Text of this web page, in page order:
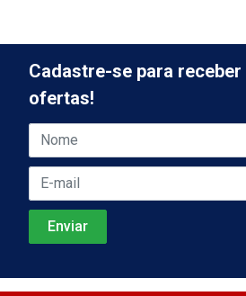
Cadastre-se para
ofertas!